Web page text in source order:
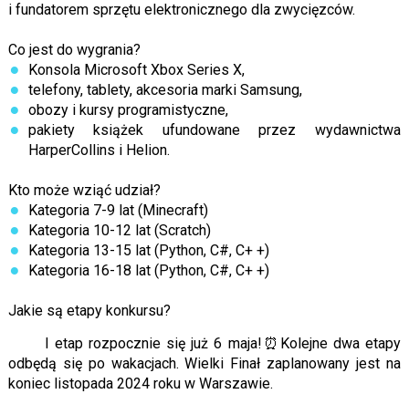
i fundatorem sprzętu elektronicznego dla zwycięzców.
Co jest do wygrania?
Konsola Microsoft Xbox Series X,
telefony, tablety, akcesoria marki Samsung,
obozy i kursy programistyczne,
pakiety książek ufundowane przez wydawnictwa
HarperCollins i Helion.
Kto może wziąć udział?
Kategoria 7-9 lat (Minecraft)
Kategoria 10-12 lat (Scratch)
Kategoria 13-15 lat (Python, C#, C+ +)
Kategoria 16-18 lat (Python, C#, C+ +)
Jakie są etapy konkursu?
I etap rozpocznie się już 6 maja!⏰Kolejne dwa etapy
odbędą się po wakacjach. Wielki Finał zaplanowany jest na
koniec listopada 2024 roku w Warszawie.